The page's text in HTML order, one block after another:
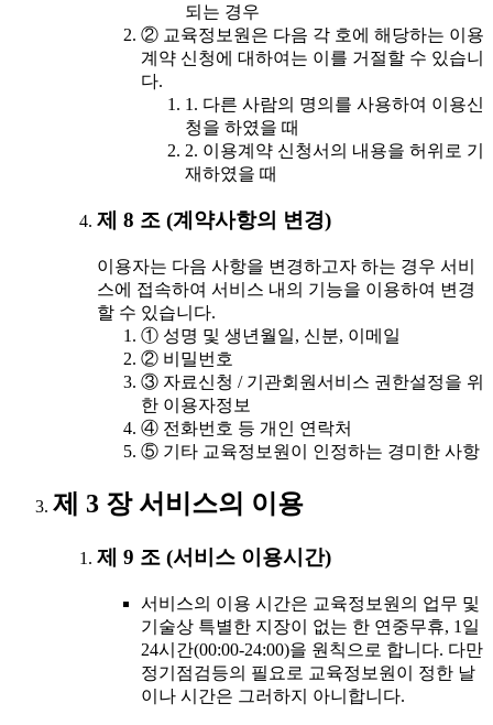
되는 경우
② 교육정보원은 다음 각 호에 해당하는 이용
계약 신청에 대하여는 이를 거절할 수 있습니
다.
1. 다른 사람의 명의를 사용하여 이용신
청을 하였을 때
2. 이용계약 신청서의 내용을 허위로 기
재하였을 때
제 8 조 (계약사항의 변경)
이용자는 다음 사항을 변경하고자 하는 경우 서비
스에 접속하여 서비스 내의 기능을 이용하여 변경
할 수 있습니다.
① 성명 및 생년월일, 신분, 이메일
② 비밀번호
③ 자료신청 / 기관회원서비스 권한설정을 위
한 이용자정보
④ 전화번호 등 개인 연락처
⑤ 기타 교육정보원이 인정하는 경미한 사항
제 3 장 서비스의 이용
제 9 조 (서비스 이용시간)
서비스의 이용 시간은 교육정보원의 업무 및
기술상 특별한 지장이 없는 한 연중무휴, 1일
24시간(00:00-24:00)을 원칙으로 합니다. 다만
정기점검등의 필요로 교육정보원이 정한 날
이나 시간은 그러하지 아니합니다.